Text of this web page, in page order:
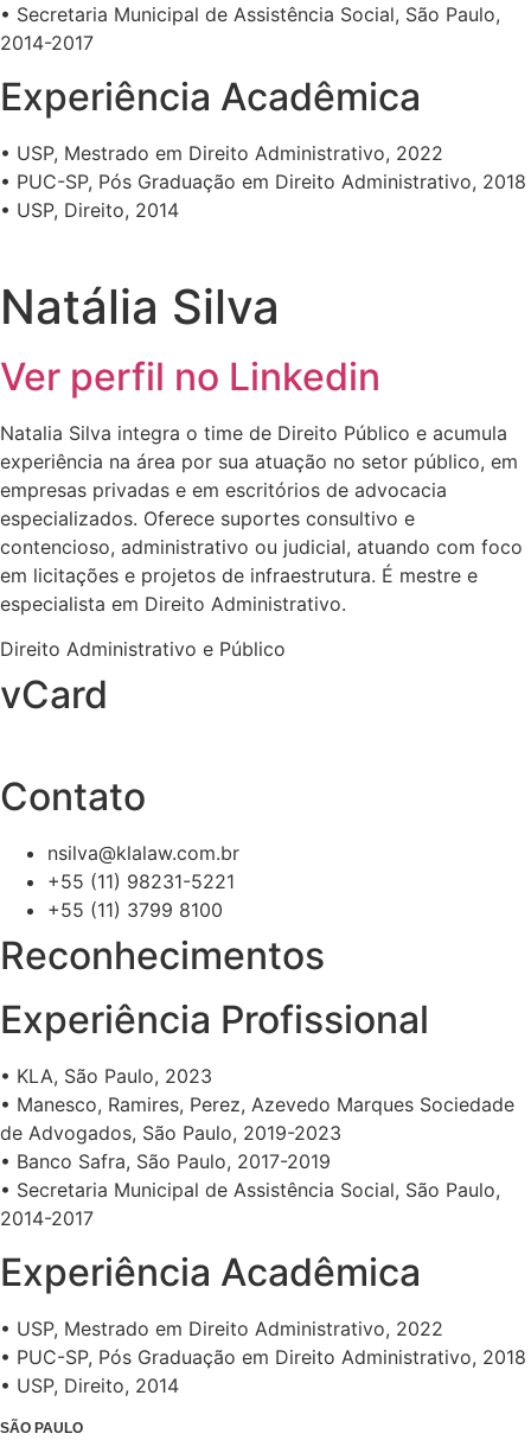
• Secretaria Municipal de Assistência Social, São Paulo,
2014-2017
Experiência Acadêmica
• USP, Mestrado em Direito Administrativo, 2022
• PUC-SP, Pós Graduação em Direito Administrativo, 2018
• USP, Direito, 2014
Natália Silva
Ver perfil no Linkedin
Natalia Silva integra o time de Direito Público e acumula
experiência na área por sua atuação no setor público, em
empresas privadas e em escritórios de advocacia
especializados. Oferece suportes consultivo e
contencioso, administrativo ou judicial, atuando com foco
em licitações e projetos de infraestrutura. É mestre e
especialista em Direito Administrativo.
Direito Administrativo e Público
vCard
Contato
nsilva@klalaw.com.br
+55 (11) 98231-5221
+55 (11) 3799 8100
Reconhecimentos
Experiência Profissional
• KLA, São Paulo, 2023
• Manesco, Ramires, Perez, Azevedo Marques Sociedade
de Advogados, São Paulo, 2019-2023
• Banco Safra, São Paulo, 2017-2019
• Secretaria Municipal de Assistência Social, São Paulo,
2014-2017
Experiência Acadêmica
• USP, Mestrado em Direito Administrativo, 2022
• PUC-SP, Pós Graduação em Direito Administrativo, 2018
• USP, Direito, 2014
SÃO PAULO